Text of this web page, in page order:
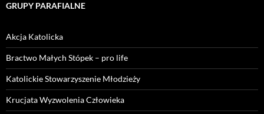
GRUPY PARAFIALNE
Akcja Katolicka
Bractwo Małych Stópek – pro life
Katolickie Stowarzyszenie Młodzieży
Krucjata Wyzwolenia Człowieka